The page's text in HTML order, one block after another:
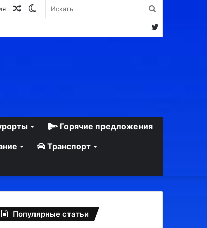
Switch
Случайная
Twitter
Горячие предложения
Транспорт
Популярные статьи